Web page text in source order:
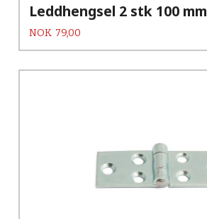
Leddhengsel 2 stk 100 mm
Pris
NOK 79,00